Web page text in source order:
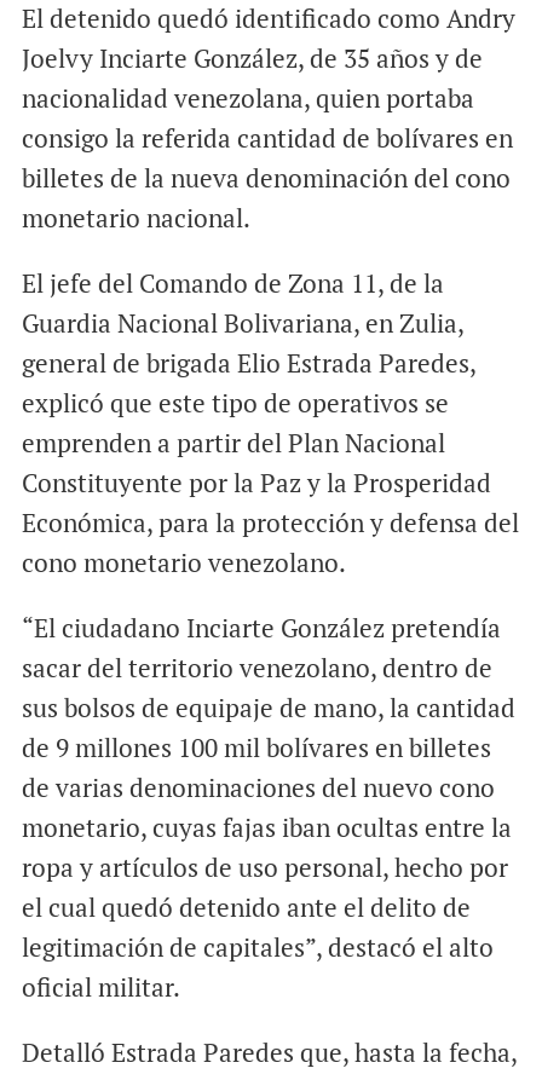
El detenido quedó identificado como Andry
Joelvy Inciarte González, de 35 años y de
nacionalidad venezolana, quien portaba
consigo la referida cantidad de bolívares en
billetes de la nueva denominación del cono
monetario nacional.
El jefe del Comando de Zona 11, de la
Guardia Nacional Bolivariana, en Zulia,
general de brigada Elio Estrada Paredes,
explicó que este tipo de operativos se
emprenden a partir del Plan Nacional
Constituyente por la Paz y la Prosperidad
Económica, para la protección y defensa del
cono monetario venezolano.
“El ciudadano Inciarte González pretendía
sacar del territorio venezolano, dentro de
sus bolsos de equipaje de mano, la cantidad
de 9 millones 100 mil bolívares en billetes
de varias denominaciones del nuevo cono
monetario, cuyas fajas iban ocultas entre la
ropa y artículos de uso personal, hecho por
el cual quedó detenido ante el delito de
legitimación de capitales”, destacó el alto
oficial militar.
Detalló Estrada Paredes que, hasta la fecha,